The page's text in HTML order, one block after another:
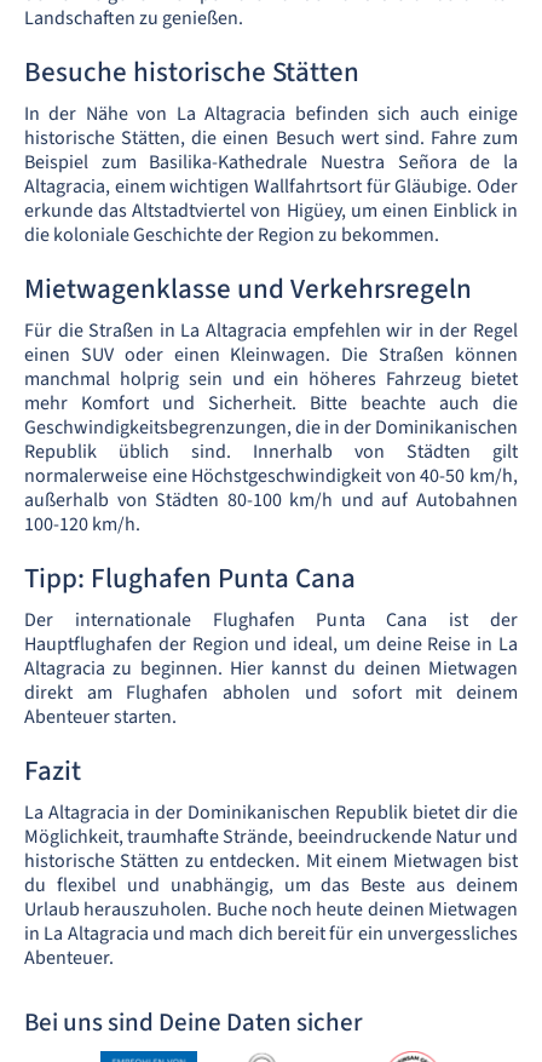
Landschaften zu genießen.
Besuche historische Stätten
In der Nähe von La Altagracia befinden sich auch einige
historische Stätten, die einen Besuch wert sind. Fahre zum
Beispiel zum Basilika-Kathedrale Nuestra Señora de la
Altagracia, einem wichtigen Wallfahrtsort für Gläubige. Oder
erkunde das Altstadtviertel von Higüey, um einen Einblick in
die koloniale Geschichte der Region zu bekommen.
Mietwagenklasse und Verkehrsregeln
Für die Straßen in La Altagracia empfehlen wir in der Regel
einen SUV oder einen Kleinwagen. Die Straßen können
manchmal holprig sein und ein höheres Fahrzeug bietet
mehr Komfort und Sicherheit. Bitte beachte auch die
Geschwindigkeitsbegrenzungen, die in der Dominikanischen
Republik üblich sind. Innerhalb von Städten gilt
normalerweise eine Höchstgeschwindigkeit von 40-50 km/h,
außerhalb von Städten 80-100 km/h und auf Autobahnen
100-120 km/h.
Tipp: Flughafen Punta Cana
Der internationale Flughafen Punta Cana ist der
Hauptflughafen der Region und ideal, um deine Reise in La
Altagracia zu beginnen. Hier kannst du deinen Mietwagen
direkt am Flughafen abholen und sofort mit deinem
Abenteuer starten.
Fazit
La Altagracia in der Dominikanischen Republik bietet dir die
Möglichkeit, traumhafte Strände, beeindruckende Natur und
historische Stätten zu entdecken. Mit einem Mietwagen bist
du flexibel und unabhängig, um das Beste aus deinem
Urlaub herauszuholen. Buche noch heute deinen Mietwagen
in La Altagracia und mach dich bereit für ein unvergessliches
Abenteuer.
Bei uns sind Deine Daten sicher